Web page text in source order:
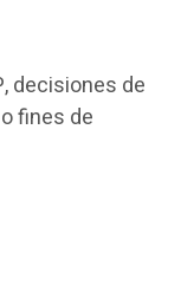
decisiones de
fines de